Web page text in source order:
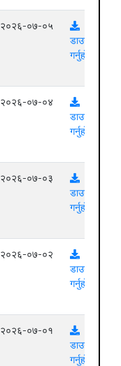
२०२६-०७-०५
डाउनलोड
गर्नुहोस्
२०२६-०७-०४
डाउनलोड
गर्नुहोस्
२०२६-०७-०३
डाउनलोड
गर्नुहोस्
२०२६-०७-०२
डाउनलोड
गर्नुहोस्
२०२६-०७-०१
डाउनलोड
गर्नुहोस्